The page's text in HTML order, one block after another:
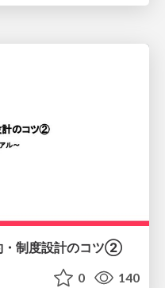
・制度設計のコツ②
0 140